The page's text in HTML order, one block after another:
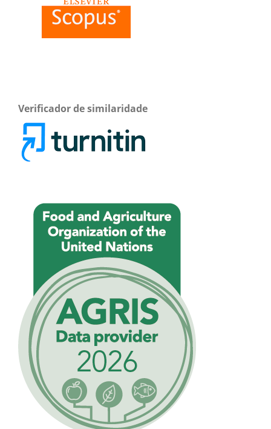
Verificador de similaridade